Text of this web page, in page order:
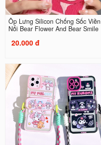
Ốp Lưng Silicon Chống Sốc Viền
Nổi Bear Flower And Bear Smile
20.000 đ